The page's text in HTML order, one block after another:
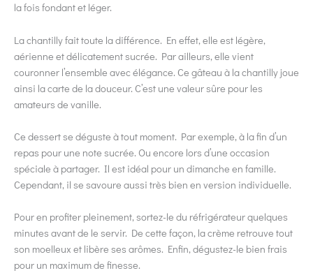
la fois fondant et léger.
La chantilly fait toute la différence. En effet, elle est légère,
aérienne et délicatement sucrée. Par ailleurs, elle vient
couronner l’ensemble avec élégance. Ce gâteau à la chantilly joue
ainsi la carte de la douceur. C’est une valeur sûre pour les
amateurs de vanille.
Ce dessert se déguste à tout moment. Par exemple, à la fin d’un
repas pour une note sucrée. Ou encore lors d’une occasion
spéciale à partager. Il est idéal pour un dimanche en famille.
Cependant, il se savoure aussi très bien en version individuelle.
Pour en profiter pleinement, sortez-le du réfrigérateur quelques
minutes avant de le servir. De cette façon, la crème retrouve tout
son moelleux et libère ses arômes. Enfin, dégustez-le bien frais
pour un maximum de finesse.